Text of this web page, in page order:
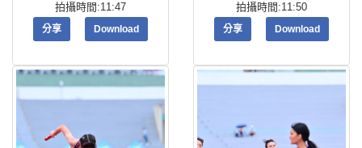
拍攝時間:11:47
分享 Download
拍攝時間:11:50
分享 Download